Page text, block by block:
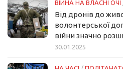
ВІЙНА НА ВЛАСНІ ОЧІ
Від дронів до
волонтерської
війни значно
30.01.2025